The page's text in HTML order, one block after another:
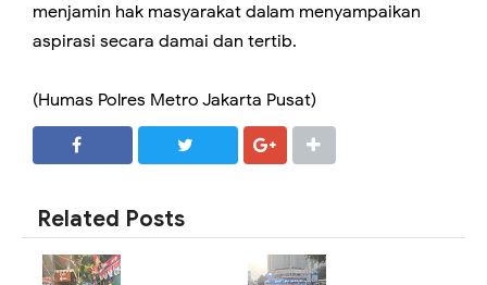
menjamin hak masyarakat dalam menyampaikan
aspirasi secara damai dan tertib.
(Humas Polres Metro Jakarta Pusat)
Related Posts